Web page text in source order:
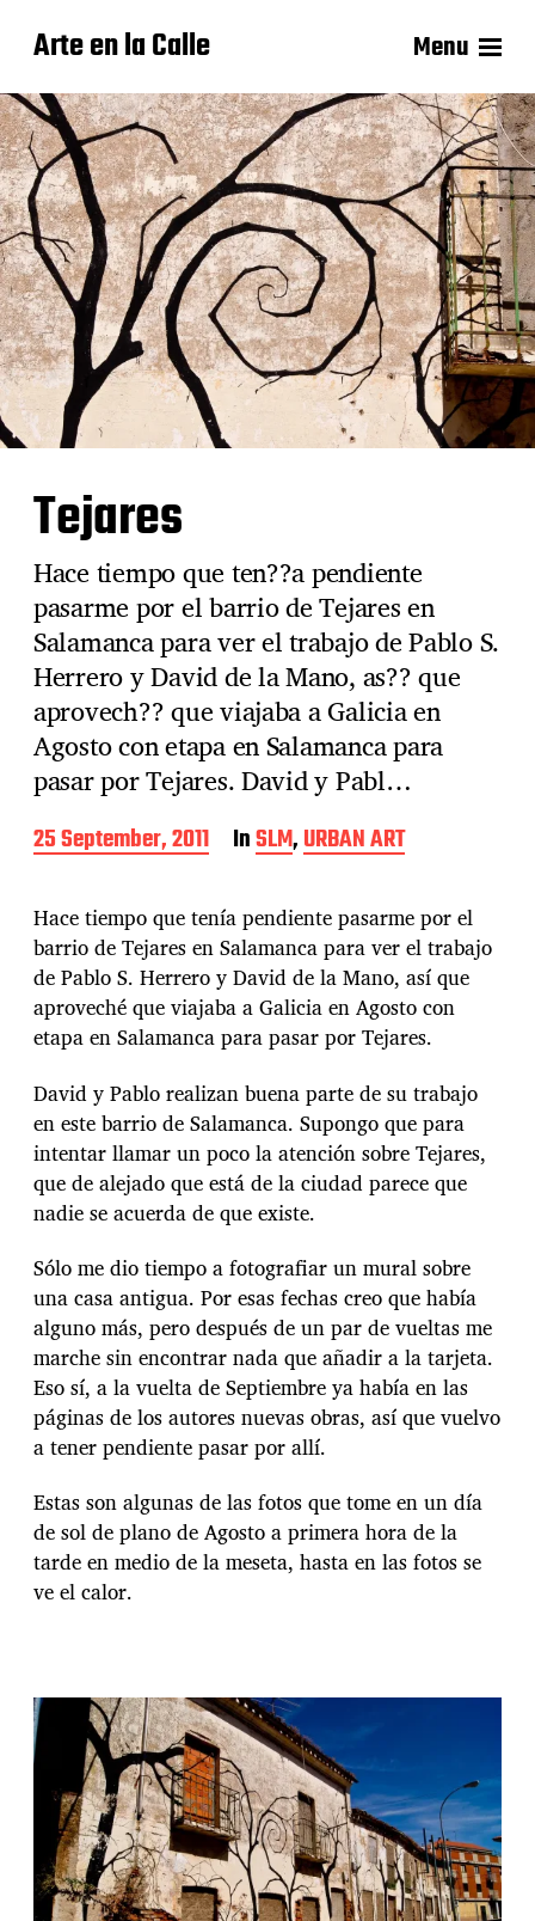
Arte en la Calle Menu
Tejares
Hace tiempo que ten??a pendiente
pasarme por el barrio de Tejares en
Salamanca para ver el trabajo de Pablo S.
Herrero y David de la Mano, as?? que
aprovech?? que viajaba a Galicia en
Agosto con etapa en Salamanca para
pasar por Tejares. David y Pabl…
P
o
t
d
a
t
e
25 September, 2011 InSLM,URBAN ART
Hace tiempo que tenía pendiente pasarme por el
barrio de Tejares en Salamanca para ver el trabajo
de Pablo S. Herrero y David de la Mano, así que
aproveché que viajaba a Galicia en Agosto con
etapa en Salamanca para pasar por Tejares.
David y Pablo realizan buena parte de su trabajo
en este barrio de Salamanca. Supongo que para
intentar llamar un poco la atención sobre Tejares,
que de alejado que está de la ciudad parece que
nadie se acuerda de que existe.
Sólo me dio tiempo a fotografiar un mural sobre
una casa antigua. Por esas fechas creo que había
alguno más, pero después de un par de vueltas me
marche sin encontrar nada que añadir a la tarjeta.
Eso sí, a la vuelta de Septiembre ya había en las
páginas de los autores nuevas obras, así que vuelvo
a tener pendiente pasar por allí.
Estas son algunas de las fotos que tome en un día
de sol de plano de Agosto a primera hora de la
tarde en medio de la meseta, hasta en las fotos se
ve el calor.